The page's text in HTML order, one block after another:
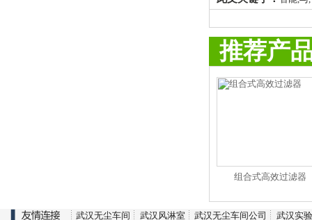
推荐产
组合式高效过滤器
武汉无尘车间 武汉风淋室 武汉无尘车间公司 武汉实